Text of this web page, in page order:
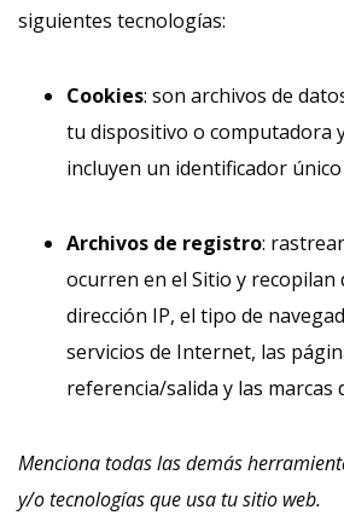
siguientes tecnologías:
Cookies: son archivos de
tu dispositivo o computadora
incluyen un identificador
Archivos de registro:
ocurren en el Sitio y recopilan
dirección IP, el tipo de
servicios de Internet, las
referencia/salida y las marcas
Menciona todas las demás
y/o tecnologías que usa tu sitio web.